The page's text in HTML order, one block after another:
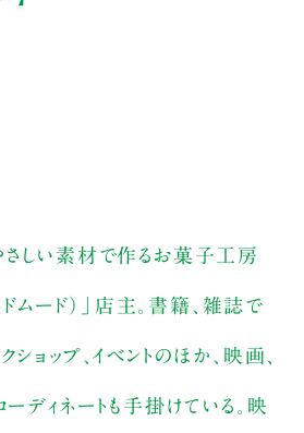
さしい素材で作るお菓子工房
ムード）」店主。書籍、雑誌で
ョップ、イベントのほか、映画、
ーディネートも手掛けている。映